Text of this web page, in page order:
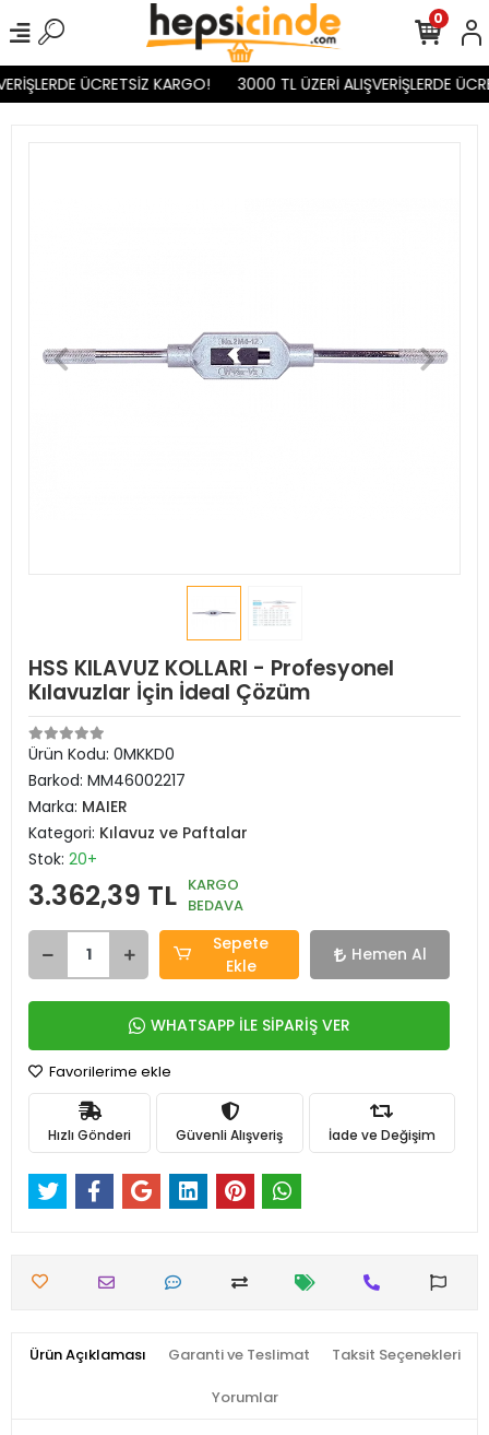
ÜCRETSİZ KARGO! 3000 TL ÜZERİ ALIŞVERİŞLERDE
0
HSS KILAVUZ KOLLARI - Profesyonel
Kılavuzlar İçin İdeal Çözüm
Ürün Kodu: 0MKKD0
Barkod: MM46002217
Marka: MAIER
Kategori: Kılavuz ve Paftalar
Stok: 20+
3.362,39 TL KARGO
BEDAVA
Sepete
Ekle
Hemen Al
WHATSAPP İLE SİPARİŞ VER
Favorilerime ekle
Hızlı Gönderi Güvenli Alışveriş İade ve Değişim
Ürün Açıklaması Garanti ve Teslimat Taksit Seçenekleri
Yorumlar